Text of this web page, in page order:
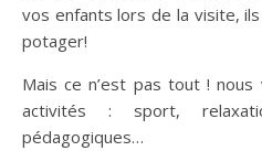
vos enfants lors de la visite,
potager!
Mais ce n’est pas tout ! nous
activités : sport,
pédagogiques…